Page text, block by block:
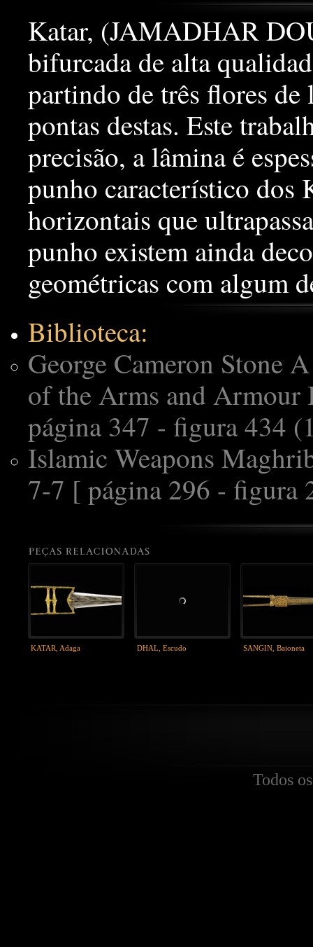
Katar, (JAMADHAR
bifurcada de alta
partindo de três flores de
pontas destas. Este
precisão, a lâmina é
punho característico dos
horizontais que
punho existem ainda
geométricas com algum
Biblioteca:
George Cameron Stone
of the Arms and
página 347 - figura 434
Islamic Weapons
7-7 [ página 296 - figura
KATAR, Adaga DHAL, Escudo SANGIN, Baioneta
Todos